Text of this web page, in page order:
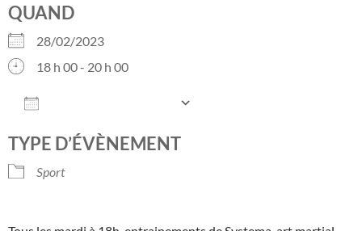
QUAND
28/02/2023
18 h 00 - 20 h 00
TYPE D’ÉVÈNEMENT
Sport